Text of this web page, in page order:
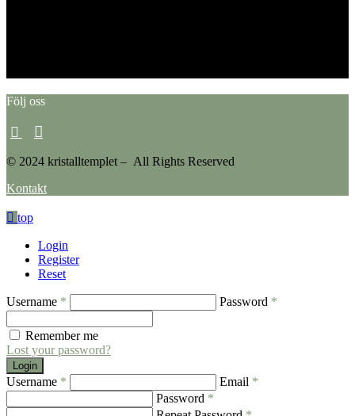
Följ oss
© 2024 kristalltemplet – All Rights Reserved
Kontakt
top
Login
Register
Reset
Username * Password *
Remember me
Lost your password?
Login
Username * Email *
Password *